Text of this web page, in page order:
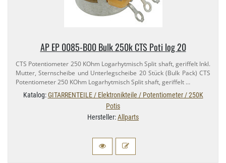
AP EP 0085-​B00 Bulk 250k CTS Poti log 20
CTS Potentiometer 250 KOhm Logarhytmisch Split shaft, geriffelt Inkl.
Mutter, Sternscheibe und Unterlegscheibe 20 Stück (Bulk Pack) CTS
Potentiometer 250 KOhm Logarhytmisch Split shaft, geriffelt …
Katalog:GITARRENTEILE / Elektronikteile / Potentiometer / 250K
Potis
Hersteller:Allparts